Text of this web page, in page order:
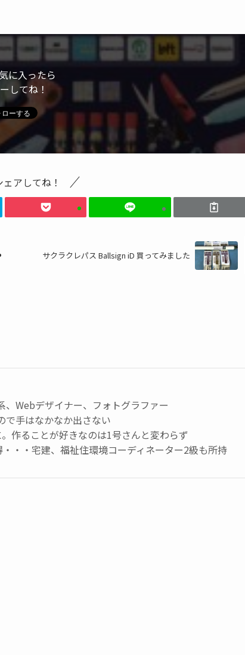
に入ったら
してね！
アしてね！
サクラクレパス Ballsign iD 買ってみました
、Webデザイナー、フォトグラファー
で手はなかなか出さない
作ることが好きなのは1号さんと変わらず
・・宅建、福祉住環境コーディネーター2級も所持